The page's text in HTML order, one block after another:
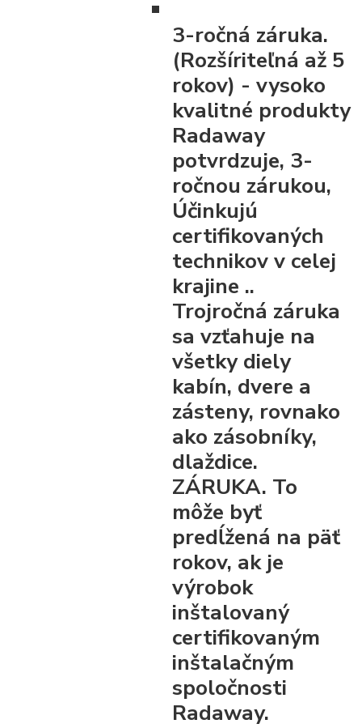
3-ročná záruka.
(Rozšíriteľná až 5
rokov) - vysoko
kvalitné produkty
Radaway
potvrdzuje, 3-
ročnou zárukou,
Účinkujú
certifikovaných
technikov v celej
krajine ..
Trojročná záruka
sa vzťahuje na
všetky diely
kabín, dvere a
zásteny, rovnako
ako zásobníky,
dlaždice.
ZÁRUKA. To
môže byť
predĺžená na päť
rokov, ak je
výrobok
inštalovaný
certifikovaným
inštalačným
spoločnosti
Radaway.